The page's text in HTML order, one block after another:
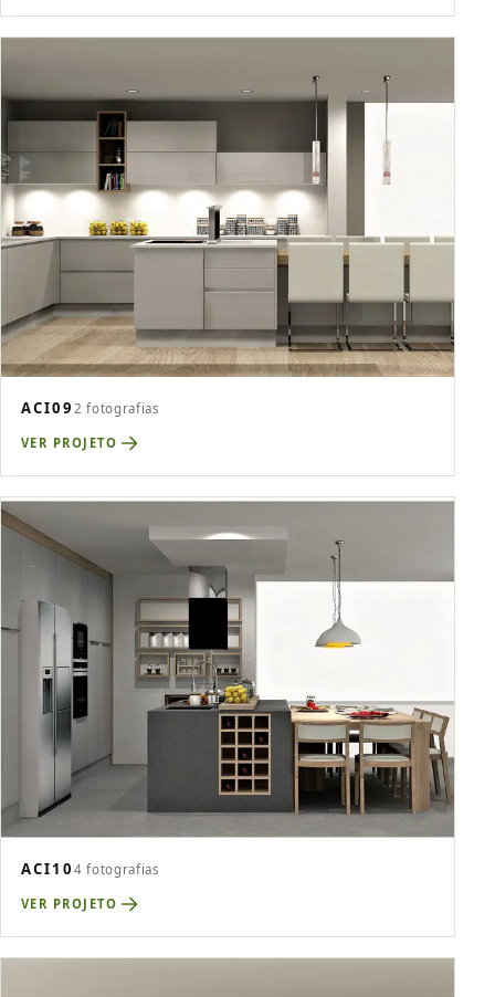
ACI09 2 fotografias
VER PROJETO
ACI10 4 fotografias
VER PROJETO